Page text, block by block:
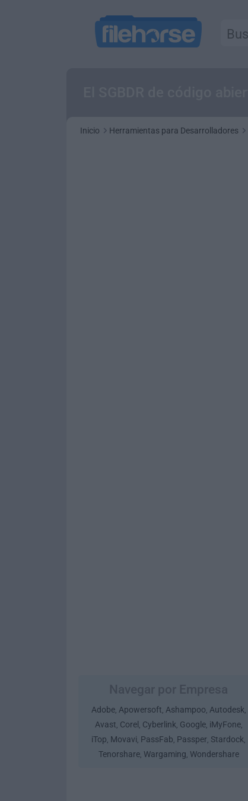
Inicio Herramientas para Desarrolladores
Adobe, Apowersoft, Ashampoo, Autodesk,
Avast, Corel , Cyberlink, Google, iMyFone,
iTop, Movavi, PassFab, Passper, Stardock,
Tenorshare, Wargaming, Wondershare